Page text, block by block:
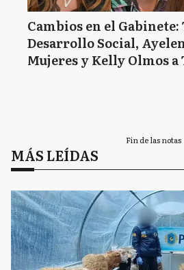
Cambios en el Gabinete:
Desarrollo Social,
Mujeres y Kelly Olmos a
Fin de las notas
MÁS LEÍDAS